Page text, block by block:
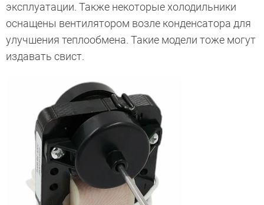
эксплуатации. Также некоторые холодильники
оснащены вентилятором возле конденсатора для
улучшения теплообмена. Такие модели тоже могут
издавать свист.